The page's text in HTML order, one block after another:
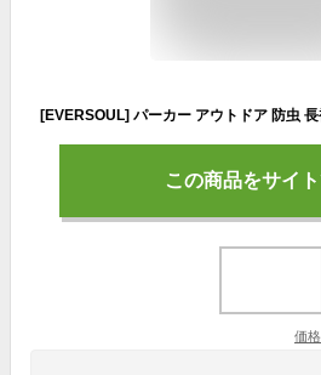
この商品をサイ
価